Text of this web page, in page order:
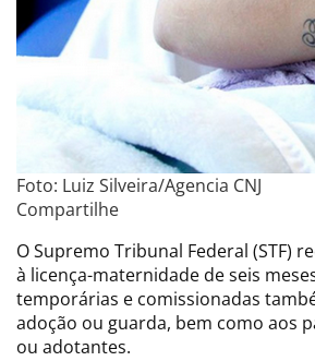
Foto: Luiz Silveira/Agencia CNJ
Compartilhe
O Supremo Tribunal Federal (STF)
à licença-maternidade de seis
temporárias e comissionadas
adoção ou guarda, bem como aos
ou adotantes.